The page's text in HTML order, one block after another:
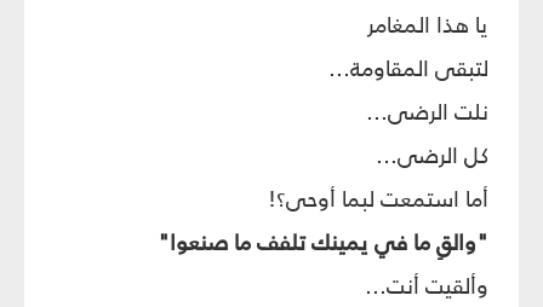
يا هذا المغامر
لتبقى المقاومة...
نلت الرضى...
كل الرضى...
أما استمعت لبما أوحى؟!
"والقِ ما في يمينك تلفف ما صنعوا"
وألقيت أنت...